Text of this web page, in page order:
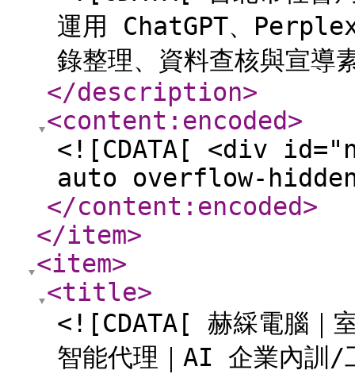
運用 ChatGPT、
錄整理、資料查核與宣
</description>
<content:encoded>
<![CDATA[ <div
auto overflow-
</content:encoded>
</item>
<item>
<title>
<![CDATA[ 赫綵電腦｜
智能代理｜AI 企業內訓